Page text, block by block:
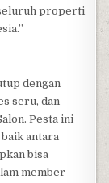
properti
dengan
seru, dan
Pesta ini
antara
bisa
member